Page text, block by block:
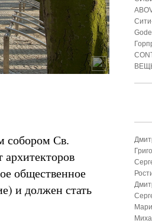
собором Св.
архитекторов
общественное
и должен стать